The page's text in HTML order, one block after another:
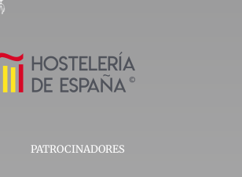
PATROCINADORES